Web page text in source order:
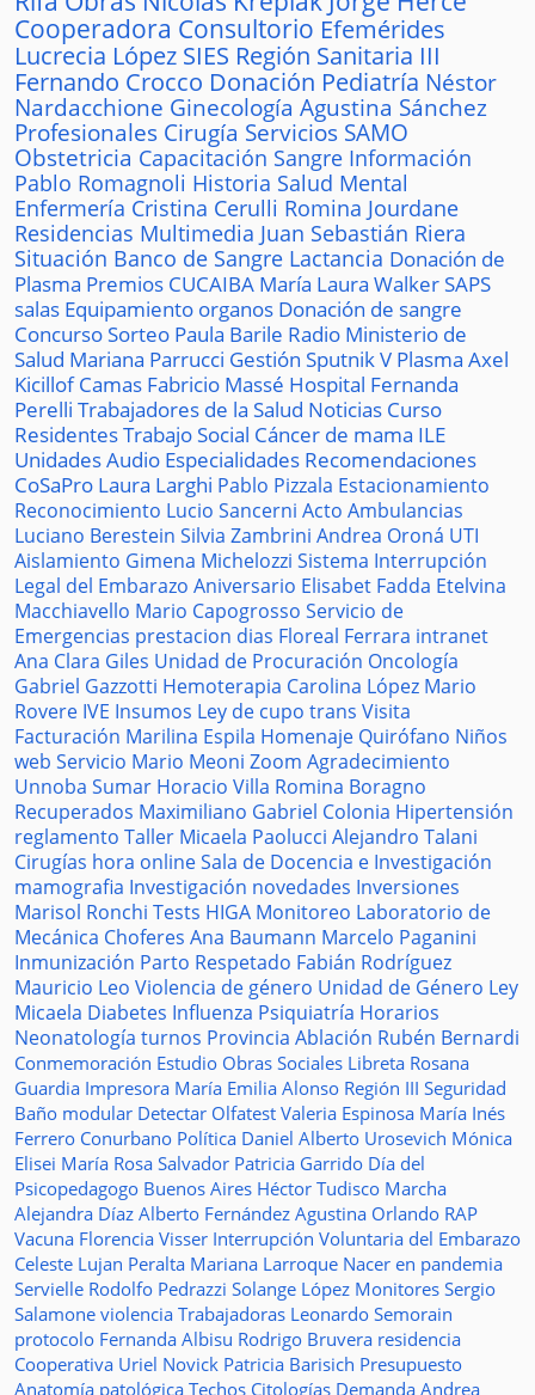
Cooperadora Consultorio Efemérides
Lucrecia López SIES Región Sanitaria III
Fernando Crocco Donación Pediatría Néstor
Nardacchione Ginecología Agustina Sánchez
Profesionales Cirugía Servicios SAMO
Obstetricia Capacitación Sangre Información
Pablo Romagnoli Historia Salud Mental
Enfermería Cristina Cerulli Romina Jourdane
Residencias Multimedia Juan Sebastián Riera
Situación Banco de Sangre Lactancia Donación de
Plasma Premios CUCAIBA María Laura WalkerSAPS
salas Equipamiento organos Donación de sangre
ConcursoSorteo Paula Barile Radio Ministerio de
Salud Mariana Parrucci Gestión Sputnik V Plasma Axel
KicillofCamas Fabricio Massé Hospital Fernanda
Perelli Trabajadores de la Salud Noticias Curso
ResidentesTrabajo Social Cáncer de mama ILE
UnidadesAudio Especialidades Recomendaciones
CoSaPro Laura Larghi Pablo Pizzala Estacionamiento
Reconocimiento Lucio Sancerni Acto Ambulancias
Luciano Berestein Silvia Zambrini Andrea Oroná UTI
Aislamiento Gimena Michelozzi Sistema Interrupción
Legal del Embarazo Aniversario Elisabet Fadda Etelvina
Macchiavello Mario Capogrosso Servicio de
Emergencias prestacion dias Floreal Ferrara intranet
Ana Clara Giles Unidad de Procuración Oncología
Gabriel Gazzotti Hemoterapia Carolina López Mario
Rovere IVE Insumos Ley de cupo trans Visita
Facturación Marilina Espila Homenaje Quirófano Niños
web Servicio Mario Meoni Zoom Agradecimiento
Unnoba Sumar Horacio Villa Romina Boragno
Recuperados Maximiliano Gabriel Colonia Hipertensión
reglamento Taller Micaela Paolucci Alejandro Talani
Cirugías hora onlineSala de Docencia e Investigación
mamografia Investigación novedades Inversiones
Marisol Ronchi Tests HIGA Monitoreo Laboratorio de
Mecánica Choferes Ana Baumann Marcelo Paganini
Inmunización Parto Respetado Fabián Rodríguez
Mauricio Leo Violencia de género Unidad de Género Ley
Micaela Diabetes Influenza Psiquiatría Horarios
Neonatología turnos Provincia Ablación Rubén Bernardi
Conmemoración Estudio Obras Sociales Libreta Rosana
Guardia Impresora María Emilia Alonso Región III Seguridad
Baño modular Detectar Olfatest Valeria Espinosa María Inés
Ferrero Conurbano Política Daniel Alberto Urosevich Mónica
Elisei María Rosa Salvador Patricia Garrido Día del
Psicopedagogo Buenos Aires Héctor Tudisco Marcha
Alejandra Díaz Alberto Fernández Agustina Orlando RAP
Vacuna Florencia Visser Interrupción Voluntaria del Embarazo
Celeste Lujan Peralta Mariana Larroque Nacer en pandemia
Servielle Rodolfo Pedrazzi Solange López Monitores Sergio
Salamone violencia Trabajadoras Leonardo Semorain
protocolo Fernanda Albisu Rodrigo Bruvera residencia
Cooperativa Uriel Novick Patricia Barisich Presupuesto
Anatomía patológica Techos Citologías Demanda Andrea